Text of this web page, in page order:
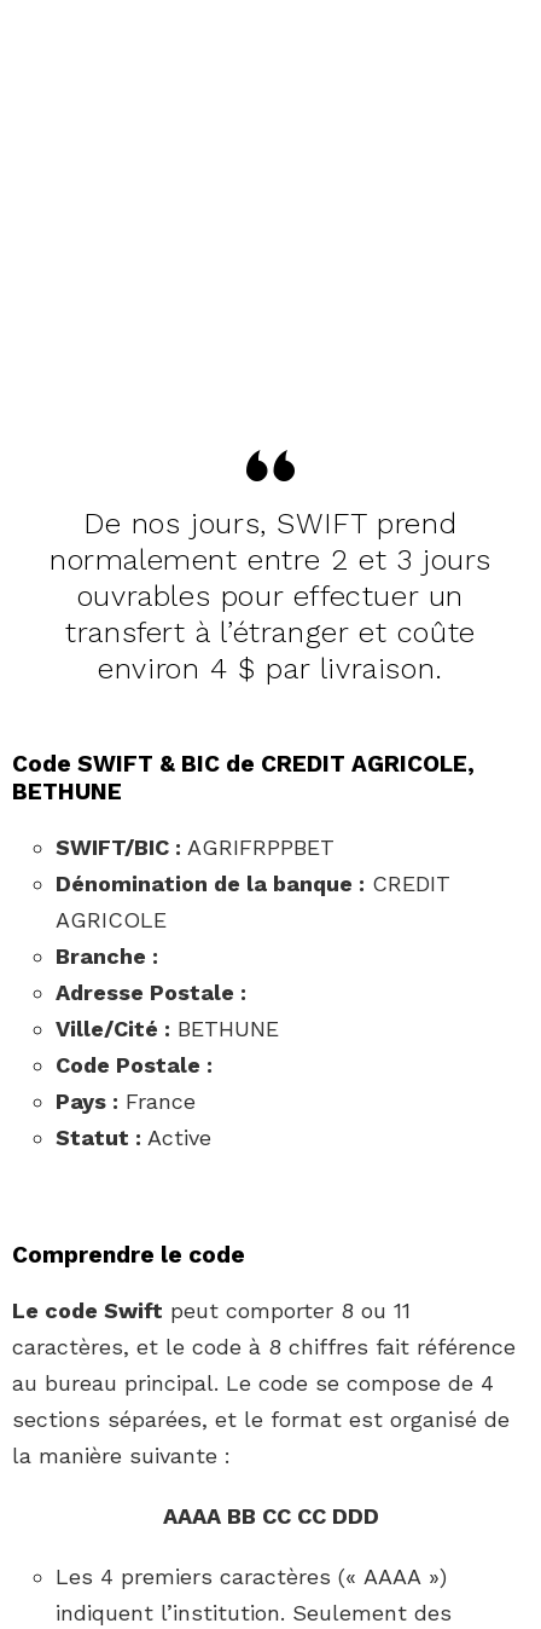
De nos jours, SWIFT prend
normalement entre 2 et 3 jours
ouvrables pour effectuer un
transfert à l’étranger et coûte
environ 4 $ par livraison.
Code SWIFT & BIC de CREDIT AGRICOLE,
BETHUNE
SWIFT/BIC : AGRIFRPPBET
Dénomination de la banque : CREDIT
AGRICOLE
Branche :
Adresse Postale :
Ville/Cité : BETHUNE
Code Postale :
Pays : France
Statut : Active
Comprendre le code
Le code Swift peut comporter 8 ou 11
caractères, et le code à 8 chiffres fait référence
au bureau principal. Le code se compose de 4
sections séparées, et le format est organisé de
la manière suivante :
AAAA BB CC CC DDD
Les 4 premiers caractères (« AAAA »)
indiquent l’institution. Seulement des